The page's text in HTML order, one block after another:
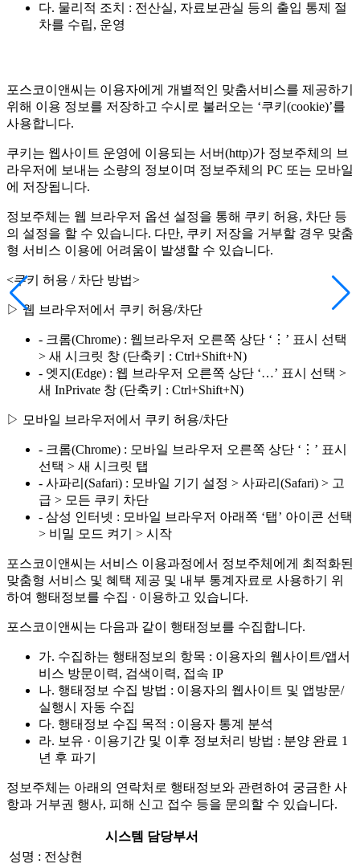
다. 물리적 조치 : 전산실, 자료보관실 등의 출입 통제 절
차를 수립, 운영
포스코이앤씨는 이용자에게 개별적인 맞춤서비스를 제공하기
위해 이용 정보를 저장하고 수시로 불러오는 ‘쿠키(cookie)’를
사용합니다.
쿠키는 웹사이트 운영에 이용되는 서버(http)가 정보주체의 브
라우저에 보내는 소량의 정보이며 정보주체의 PC 또는 모바일
에 저장됩니다.
정보주체는 웹 브라우저 옵션 설정을 통해 쿠키 허용, 차단 등
의 설정을 할 수 있습니다. 다만, 쿠키 저장을 거부할 경우 맞춤
형 서비스 이용에 어려움이 발생할 수 있습니다.
<쿠키 허용 / 차단 방법>
▷ 웹 브라우저에서 쿠키 허용/차단
- 크롬(Chrome) : 웹브라우저 오른쪽 상단 ‘⋮’ 표시 선택
> 새 시크릿 창 (단축키 : Ctrl+Shift+N)
- 엣지(Edge) : 웹 브라우저 오른쪽 상단 ‘…’ 표시 선택 >
새 InPrivate 창 (단축키 : Ctrl+Shift+N)
▷ 모바일 브라우저에서 쿠키 허용/차단
- 크롬(Chrome) : 모바일 브라우저 오른쪽 상단 ‘⋮’ 표시
선택 > 새 시크릿 탭
- 사파리(Safari) : 모바일 기기 설정 > 사파리(Safari) > 고
급 > 모든 쿠키 차단
- 삼성 인터넷 : 모바일 브라우저 아래쪽 ‘탭’ 아이콘 선택
> 비밀 모드 켜기 > 시작
포스코이앤씨는 서비스 이용과정에서 정보주체에게 최적화된
맞춤형 서비스 및 혜택 제공 및 내부 통계자료로 사용하기 위
하여 행태정보를 수집 · 이용하고 있습니다.
포스코이앤씨는 다음과 같이 행태정보를 수집합니다.
가. 수집하는 행태정보의 항목 : 이용자의 웹사이트/앱서
비스 방문이력, 검색이력, 접속 IP
나. 행태정보 수집 방법 : 이용자의 웹사이트 및 앱방문/
실행시 자동 수집
다. 행태정보 수집 목적 : 이용자 통계 분석
라. 보유 · 이용기간 및 이후 정보처리 방법 : 분양 완료 1
년 후 파기
정보주체는 아래의 연락처로 행태정보와 관련하여 궁금한 사
항과 거부권 행사, 피해 신고 접수 등을 문의할 수 있습니다.
시스템 담당부서
성명 : 전상현